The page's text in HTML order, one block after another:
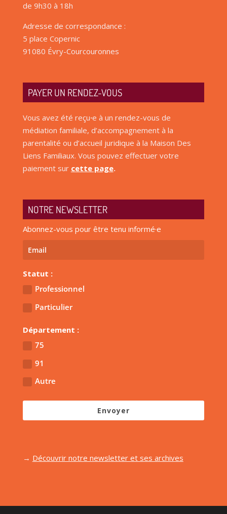
de 9h30 à 18h
Adresse de correspondance :
5 place Copernic
91080 Évry-Courcouronnes
PAYER UN RENDEZ-VOUS
Vous avez été reçu·e à un rendez-vous de
médiation familiale, d’accompagnement à la
parentalité ou d’accueil juridique à la Maison Des
Liens Familiaux. Vous pouvez effectuer votre
paiement sur cette page.
NOTRE NEWSLETTER
Abonnez-vous pour être tenu informé·e
Statut :
Professionnel
Particulier
Département :
75
91
Autre
Envoyer
→ Découvrir notre newsletter et ses archives